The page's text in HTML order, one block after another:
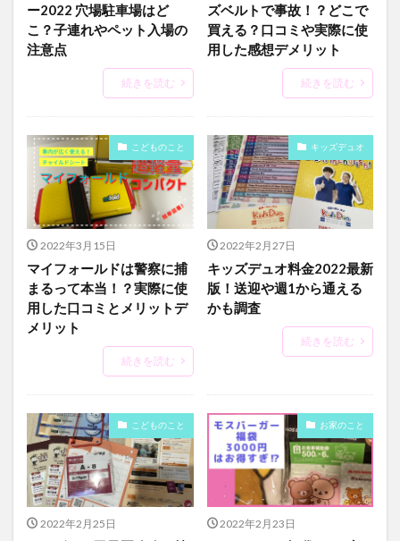
ー2022 穴場駐車場はど
こ？子連れやペット入場の
注意点
続きを読む
ズベルトで事故！？どこで
買える？口コミや実際に使
用した感想デメリット
続きを読む
こどものこと
2022年3月15日
マイフォールドは警察に捕
まるって本当！？実際に使
用した口コミとメリットデ
メリット
続きを読む
キッズデュオ
2022年2月27日
キッズデュオ料金2022最新
版！送迎や週1から通える
かも調査
続きを読む
こどものこと
2022年2月25日
お家のこと
2022年2月23日